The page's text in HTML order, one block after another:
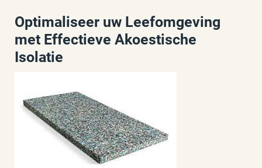
Optimaliseer uw Leefomgeving
met Effectieve Akoestische
Isolatie